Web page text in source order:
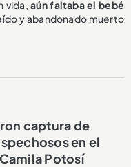
vida,aún faltaba el bebé
y abandonado muerto
captura de
en el
Potosí